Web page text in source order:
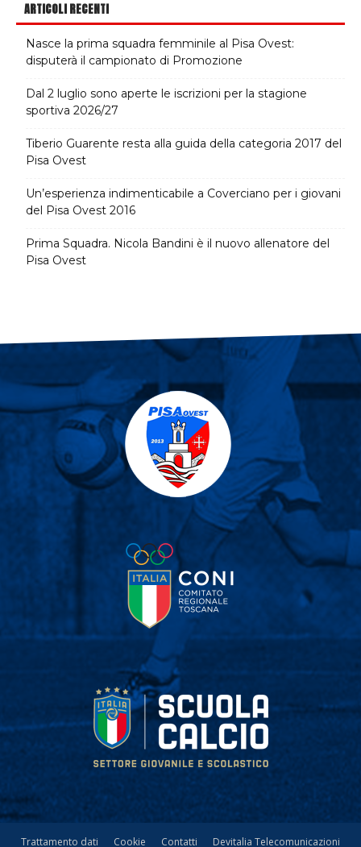
ARTICOLI RECENTI
Nasce la prima squadra femminile al Pisa Ovest:
disputerà il campionato di Promozione
Dal 2 luglio sono aperte le iscrizioni per la stagione
sportiva 2026/27
Tiberio Guarente resta alla guida della categoria 2017 del
Pisa Ovest
Un’esperienza indimenticabile a Coverciano per i giovani
del Pisa Ovest 2016
Prima Squadra. Nicola Bandini è il nuovo allenatore del
Pisa Ovest
Trattamento dati Cookie Contatti Devitalia Telecomunicazioni